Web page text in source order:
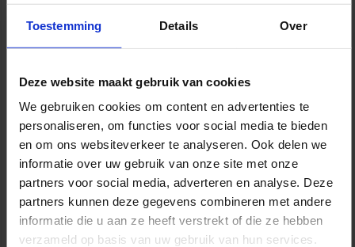
Toestemming Details Over
Deze website maakt gebruik van cookies
We gebruiken cookies om content en advertenties te
personaliseren, om functies voor social media te bieden
en om ons websiteverkeer te analyseren. Ook delen we
informatie over uw gebruik van onze site met onze
partners voor social media, adverteren en analyse. Deze
partners kunnen deze gegevens combineren met andere
informatie die u aan ze heeft verstrekt of die ze hebben
verzameld op basis van uw gebruik van hun services.
Verkorte opleiding voor de Jurist in de Zorg
ZORG